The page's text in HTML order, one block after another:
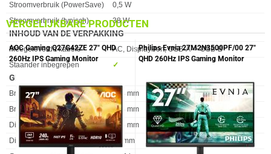
Stroomverbruik (PowerSave)
0,5 W
Stroomverbruik (typisch)
38 W
INHOUD VAN DE VERPAKKING
Eigenschap Waarde
Meegeleverde kabels
AC, DisplayPort, USB-A -> USB-B
Staander inbegrepen
✓︎
GEWICHT EN OMVANG
Eigenschap Waarde
Breedte
614 mm
Breedte ( zonder voet )
614 mm
Diepte
188 mm
Diepte ( zonder voet )
86 mm
VERGELIJKBARE PRODUCTEN
AOC Gaming Q27G42ZE 27" QHD
260Hz IPS Gaming Monitor
Philips Evnia 27M2N3500PF/00 27"
QHD 260Hz IPS Gaming Monitor